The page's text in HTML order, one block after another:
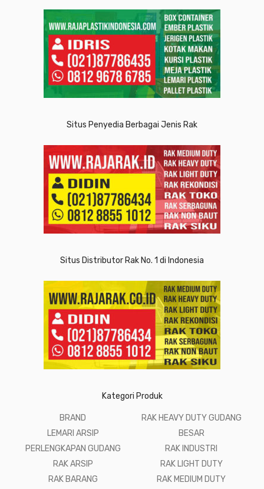
Situs Penyedia Berbagai Jenis Rak
Situs Distributor Rak No. 1 di Indonesia
Kategori Produk
BRAND
LEMARI ARSIP
PERLENGKAPAN GUDANG
RAK ARSIP
RAK BARANG
RAK HEAVY DUTY GUDANG
BESAR
RAK INDUSTRI
RAK LIGHT DUTY
RAK MEDIUM DUTY